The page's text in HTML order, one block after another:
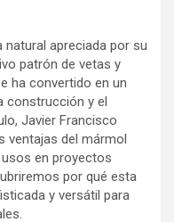
natural apreciada por su
patrón de vetas y
ha convertido en un
construcción y el
Javier Francisco
ventajas del mármol
en proyectos
por qué esta
y versátil para